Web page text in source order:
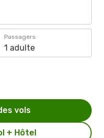
Passagers
1 adulte
+ Hôtel
vols